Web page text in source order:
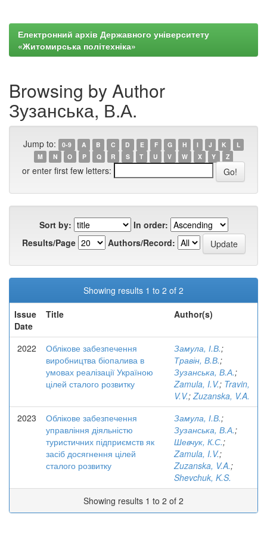
Електронний архів Державного університету
«Житомирська політехніка»
Browsing by Author
Зузанська, В.А.
Jump to: 0-9 A B C D E F G H I J K
L
M
N O P Q R S T U V W X Y Z
or enter first few letters:
Sort by:
In order:
Results/Page
Authors/Record:
Showing results 1 to 2 of 2
Issue
Date
Title Author(s)
2022
Облікове забезпечення
виробництва біопалива в
умовах реалізації Україною
цілей сталого розвитку
Замула, І.В.;
Травін, В.В.;
Зузанська, В.А.;
Zamula, I.V.; Travin,
V.V.;Zuzanska, V.A.
2023
Облікове забезпечення
управління діяльністю
туристичних підприємств як
засіб досягнення цілей
сталого розвитку
Замула, І.В.;
Зузанська, В.А.;
Шевчук, К.С.;
Zamula, I.V.;
Zuzanska, V.A.;
Shevchuk, K.S.
Showing results 1 to 2 of 2